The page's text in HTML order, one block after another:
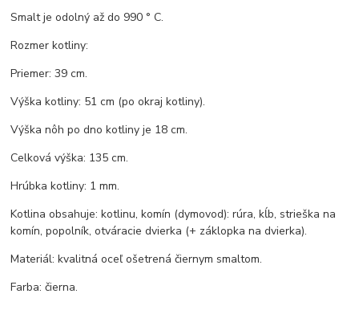
Smalt je odolný až do 990 ° C.
Rozmer kotliny:
Priemer: 39 cm.
Výška kotliny: 51 cm (po okraj kotliny).
Výška nôh po dno kotliny je 18 cm.
Celková výška: 135 cm.
Hrúbka kotliny: 1 mm.
Kotlina obsahuje: kotlinu, komín (dymovod): rúra, kĺb, strieška na
komín, popolník, otváracie dvierka (+ záklopka na dvierka).
Materiál: kvalitná oceľ ošetrená čiernym smaltom.
Farba: čierna.